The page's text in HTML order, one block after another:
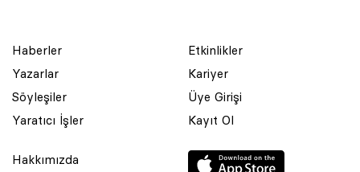
Haberler
Yazarlar
Söyleşiler
Yaratıcı İşler
Etkinlikler
Kariyer
Üye Girişi
Kayıt Ol
Hakkımızda